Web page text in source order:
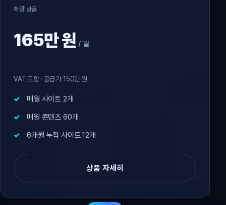
확장 상품
165만 원 / 월
VAT 포함 · 공급가 150만 원
매월 사이트 2개
매월 콘텐츠 60개
6개월 누적 사이트 12개
상품 자세히